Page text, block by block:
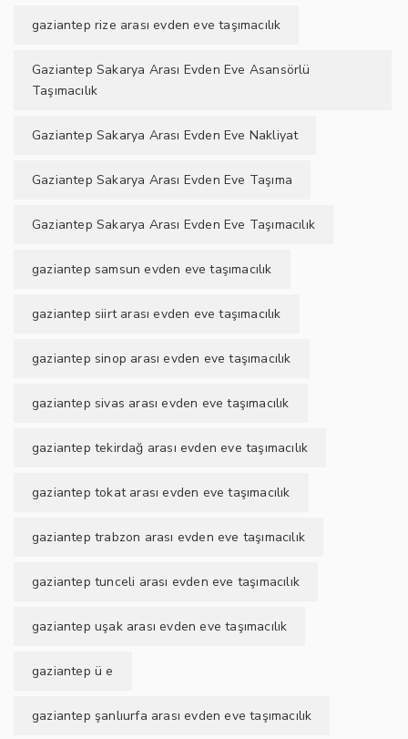
gaziantep rize arası evden eve taşımacılık
Gaziantep Sakarya Arası Evden Eve Asansörlü
Taşımacılık
Gaziantep Sakarya Arası Evden Eve Nakliyat
Gaziantep Sakarya Arası Evden Eve Taşıma
Gaziantep Sakarya Arası Evden Eve Taşımacılık
gaziantep samsun evden eve taşımacılık
gaziantep siirt arası evden eve taşımacılık
gaziantep sinop arası evden eve taşımacılık
gaziantep sivas arası evden eve taşımacılık
gaziantep tekirdağ arası evden eve taşımacılık
gaziantep tokat arası evden eve taşımacılık
gaziantep trabzon arası evden eve taşımacılık
gaziantep tunceli arası evden eve taşımacılık
gaziantep uşak arası evden eve taşımacılık
gaziantep ü e
gaziantep şanlıurfa arası evden eve taşımacılık